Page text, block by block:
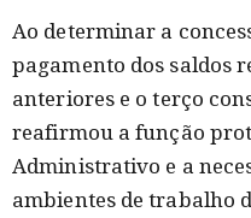
Ao determinar a
pagamento dos saldos
anteriores e o terço
reafirmou a função
Administrativo e a
ambientes de trabalho